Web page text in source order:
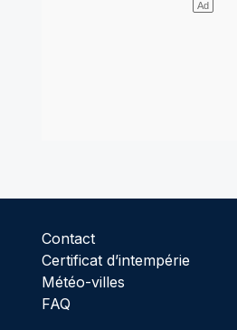
Contact
Certificat d’intempérie
Météo-villes
FAQ